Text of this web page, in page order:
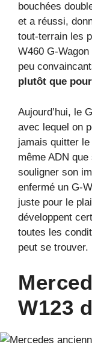
bouchées
et a réussi,
tout-terrain les
W460 G-
peu
plutôt que
Aujourd’hui, le
avec lequel on
jamais quitter
même ADN que
souligner son
enfermé un G-
juste pour le
développent
toutes les
peut se trouver.
W123